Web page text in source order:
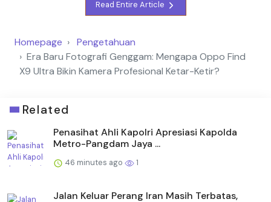
Read Entire Article
Homepage
Pengetahuan
Era Baru Fotografi Genggam: Mengapa Oppo Find
X9 Ultra Bikin Kamera Profesional Ketar-Ketir?
Related
Penasihat Ahli Kapolri Apresiasi Kapolda
Metro-Pangdam Jaya ...
46 minutes ago 1
Jalan Keluar Perang Iran Masih Terbatas,